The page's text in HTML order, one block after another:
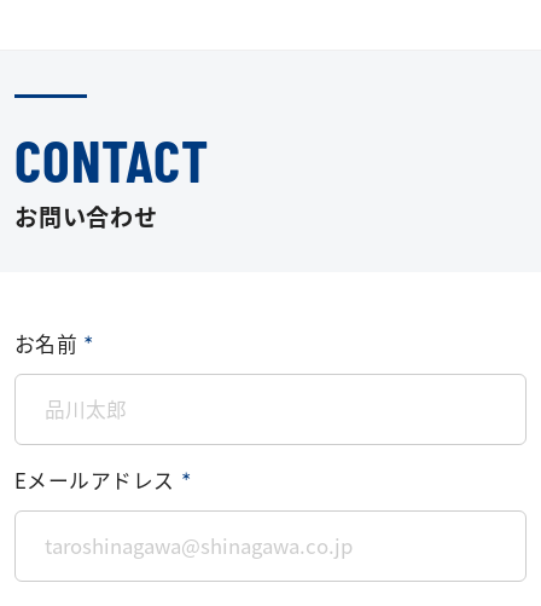
CONTACT
お問い合わせ
お名前 ＊
Eメールアドレス ＊